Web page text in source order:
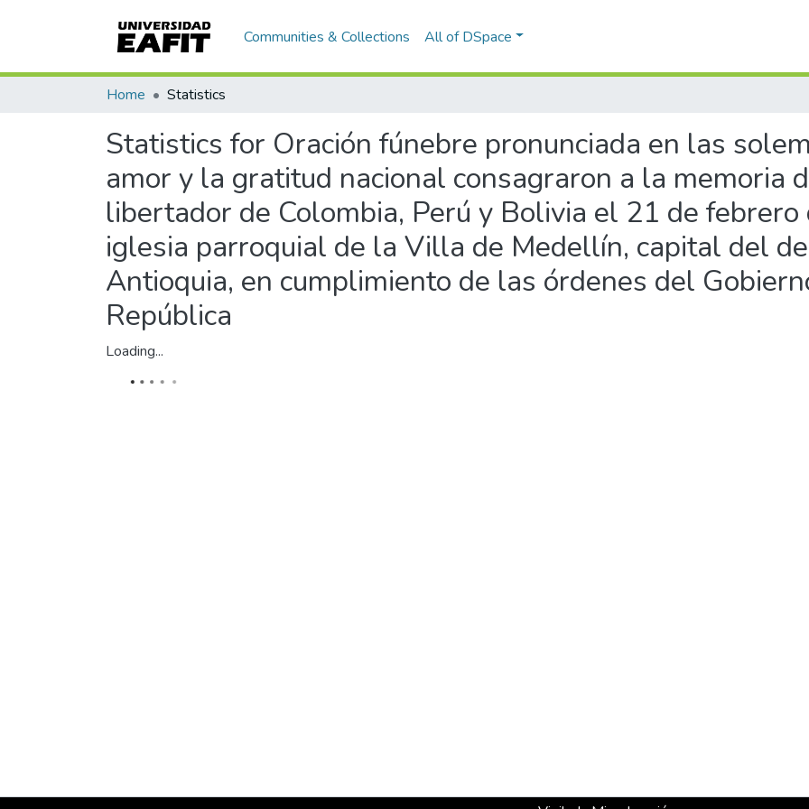
Communities & Collections All of DSpace
Home Statistics
Statistics for Oración fúnebre pronunciada en las
amor y la gratitud nacional consagraron a la memoria
libertador de Colombia, Perú y Bolivia el 21 de
iglesia parroquial de la Villa de Medellín, capital del
Antioquia, en cumplimiento de las órdenes del
República
Loading...